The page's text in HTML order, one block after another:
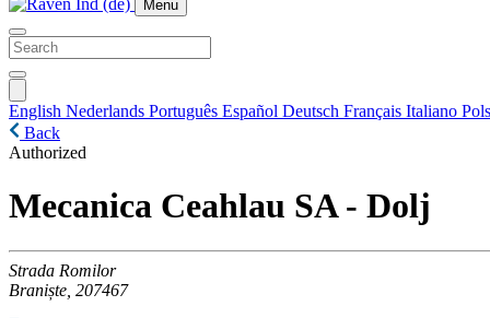
Menu
English Nederlands Português Español Deutsch Français Italiano
Back
Authorized
Mecanica Ceahlau SA - Dolj
Strada Romilor
Braniște, 207467